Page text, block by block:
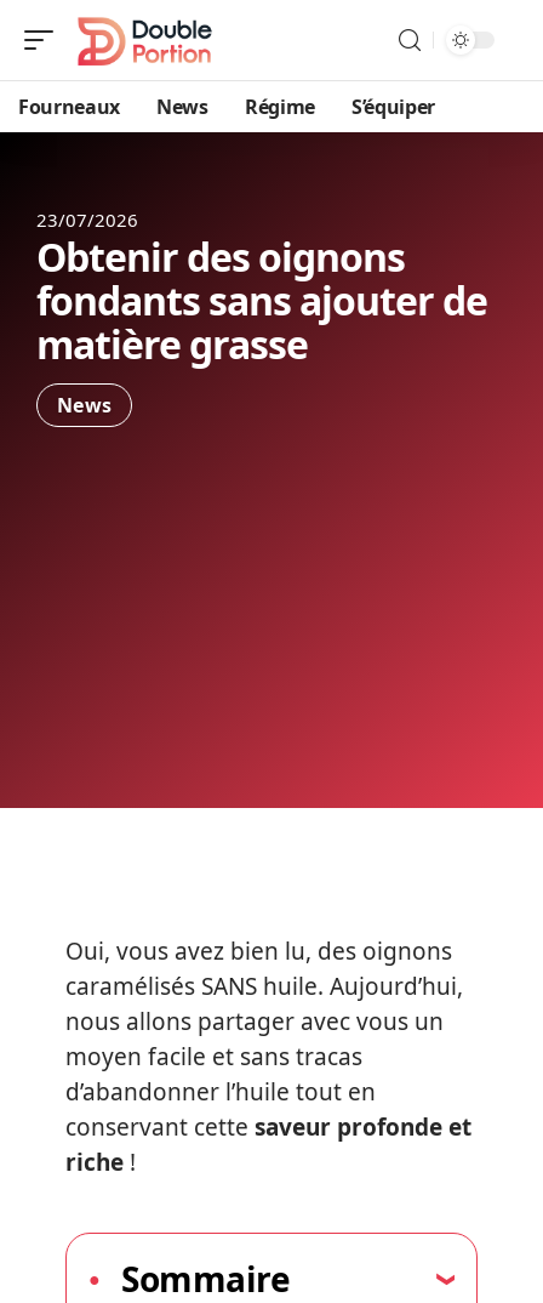
Fourneaux News Régime S’équiper
23/07/2026
Obtenir des oignons
fondants sans ajouter de
matière grasse
News
Oui, vous avez bien lu, des oignons
caramélisés SANS huile. Aujourd’hui,
nous allons partager avec vous un
moyen facile et sans tracas
d’abandonner l’huile tout en
conservant cette saveur profonde et
riche !
Sommaire